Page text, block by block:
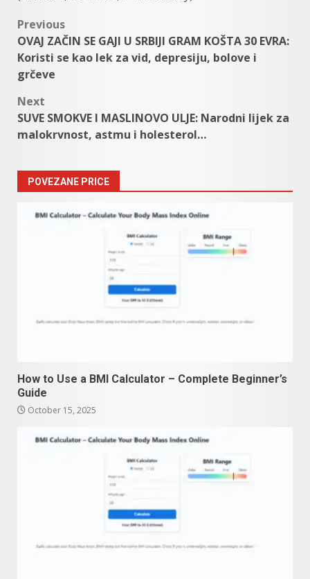
Post
navigation
Previous
OVAJ ZAČIN SE GAJI U SRBIJI GRAM KOŠTA 30 EVRA:
Koristi se kao lek za vid, depresiju, bolove i
grčeve
Next
SUVE SMOKVE I MASLINOVO ULJE: Narodni lijek za
malokrvnost, astmu i holesterol…
POVEZANE PRICE
How to Use a BMI Calculator – Complete Beginner’s
Guide
October 15, 2025